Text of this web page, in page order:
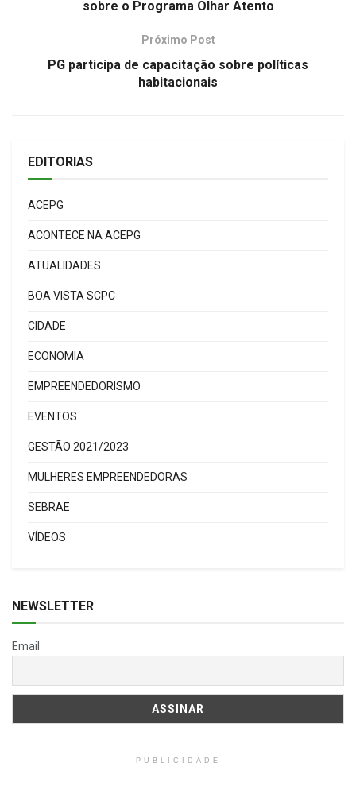
sobre o Programa Olhar Atento
Próximo Post
PG participa de capacitação sobre políticas
habitacionais
EDITORIAS
ACEPG
ACONTECE NA ACEPG
ATUALIDADES
BOA VISTA SCPC
CIDADE
ECONOMIA
EMPREENDEDORISMO
EVENTOS
GESTÃO 2021/2023
MULHERES EMPREENDEDORAS
SEBRAE
VÍDEOS
NEWSLETTER
Email
PUBLICIDADE